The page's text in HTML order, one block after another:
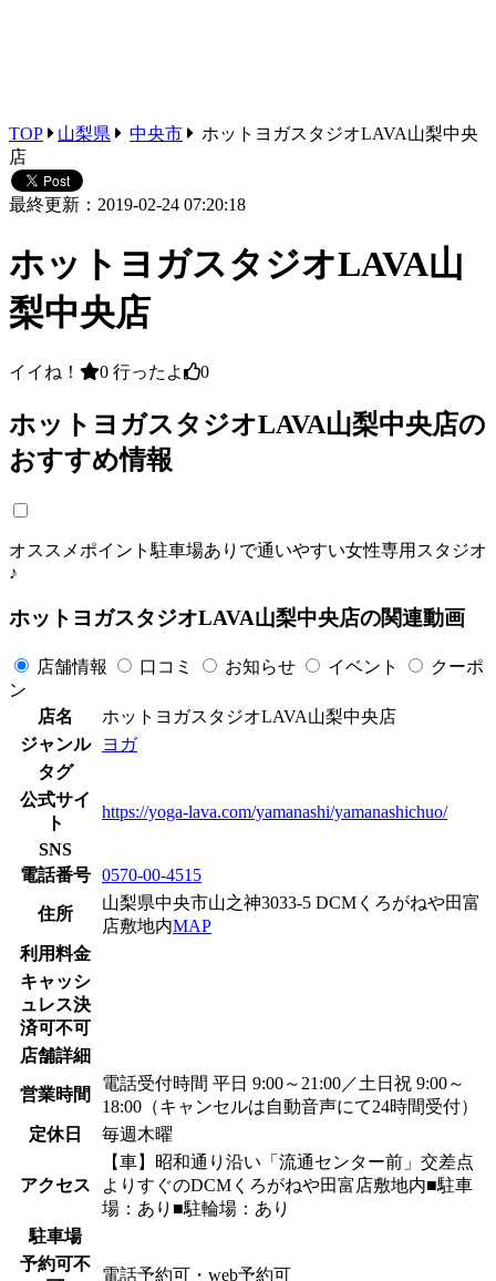
TOP 山梨県 中央市
ホットヨガスタジオLAVA山梨中央
店
最終更新：2019-02-24 07:20:18
ホットヨガスタジオLAVA山
梨中央店
イイね！ 0 行ったよ 0
ホットヨガスタジオLAVA山梨中央店の
おすすめ情報
オススメポイント駐車場ありで通いやすい女性専用スタジオ
♪
ホットヨガスタジオLAVA山梨中央店の関連動画
店舗情報 口コミ お知らせ イベント
クーポ
ン
店名
ホットヨガスタジオLAVA山梨中央店
ジャンル
ヨガ
タグ
公式サイ
ト
https://yoga-lava.com/yamanashi/yamanashichuo/
SNS
電話番号
0570-00-4515
住所
山梨県中央市山之神3033-5 DCMくろがねや田富
店敷地内MAP
利用料金
キャッシ
ュレス決
済可不可
店舗詳細
営業時間
電話受付時間 平日 9:00～21:00／土日祝 9:00～
18:00（キャンセルは自動音声にて24時間受付）
定休日
毎週木曜
アクセス
【車】昭和通り沿い「流通センター前」交差点
よりすぐのDCMくろがねや田富店敷地内■駐車
場：あり■駐輪場：あり
駐車場
予約可不
電話予約可・web予約可